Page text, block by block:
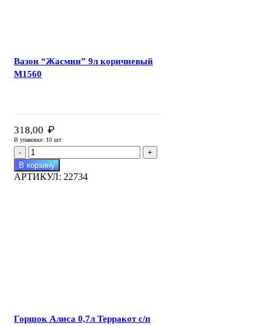
Вазон “Жасмин” 9л коричневый
М1560
318,00 ₽
В упаковке: 10 шт
Количество
товара
Вазон
"Жасмин"
В корзину
АРТИКУЛ: 22734
Горшок Алиса 0,7л Терракот с/п